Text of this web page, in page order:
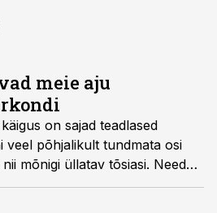
meie aju
on sajad teadlased
veel põhjalikult tundmata osi
mõnigi üllatav tõsiasi. Need
peagi kergemaks teha miljonite